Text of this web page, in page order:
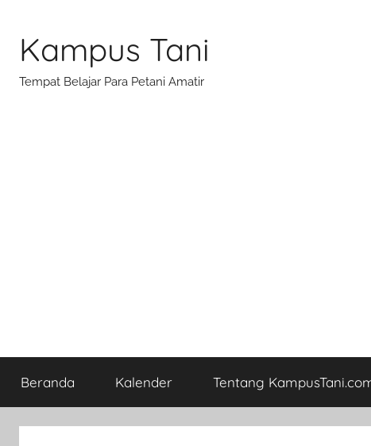
content
Kampus Tani
Tempat Belajar Para Petani Amatir
Beranda Kalender Tentang